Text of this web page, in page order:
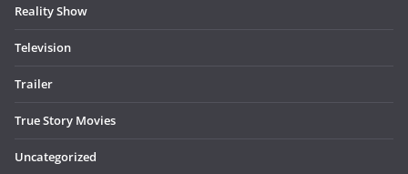
Reality Show
Television
Trailer
True Story Movies
Uncategorized